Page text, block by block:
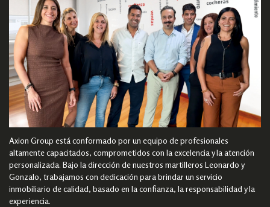
Axion Group está conformado por un equipo de profesionales
altamente capacitados, comprometidos con la excelencia y la atención
personalizada. Bajo la dirección de nuestros martilleros Leonardo y
Gonzalo, trabajamos con dedicación para brindar un servicio
inmobiliario de calidad, basado en la confianza, la responsabilidad y la
experiencia.